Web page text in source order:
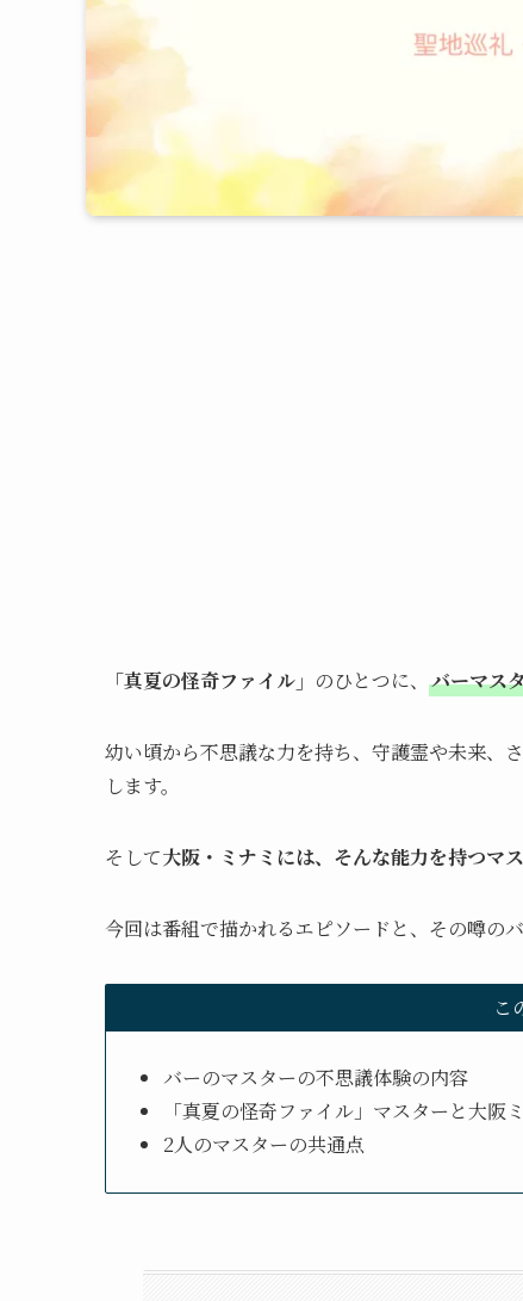
「真夏の怪奇ファイル」 のひとつに、 バーマス
幼い頃から不思議な力を持ち、守護霊や未来、
します。
そして大阪・ミナミには、そんな能力を持つマ
今回は番組で描かれるエピソードと、その噂の
こ
バーのマスターの不思議体験の内容
「真夏の怪奇ファイル」マスターと大阪
2人のマスターの共通点